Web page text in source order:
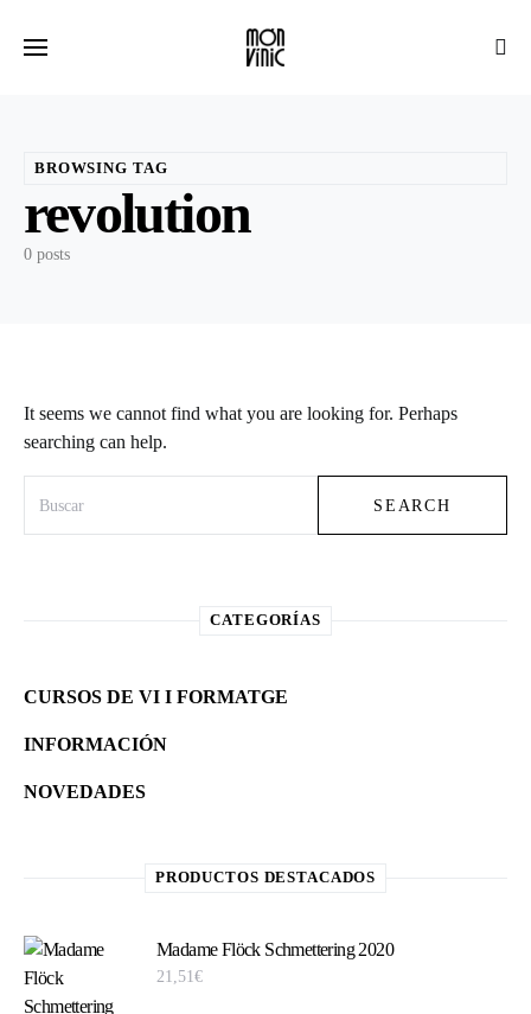
BROWSING TAG
revolution
0 posts
It seems we cannot find what you are looking for. Perhaps
searching can help.
SEARCH
CATEGORÍAS
CURSOS DE VI I FORMATGE
INFORMACIÓN
NOVEDADES
PRODUCTOS DESTACADOS
Madame Flöck Schmettering 2020
21,51€